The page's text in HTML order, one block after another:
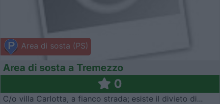
Area di sosta (PS)
Area di sosta a Tremezzo
0
C/o villa Carlotta, a fianco strada; esiste il divieto di...